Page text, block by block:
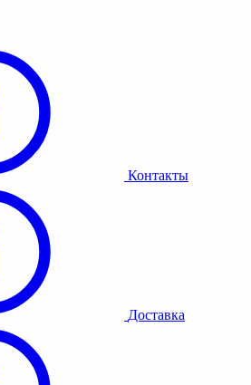
Контакты
Доставка